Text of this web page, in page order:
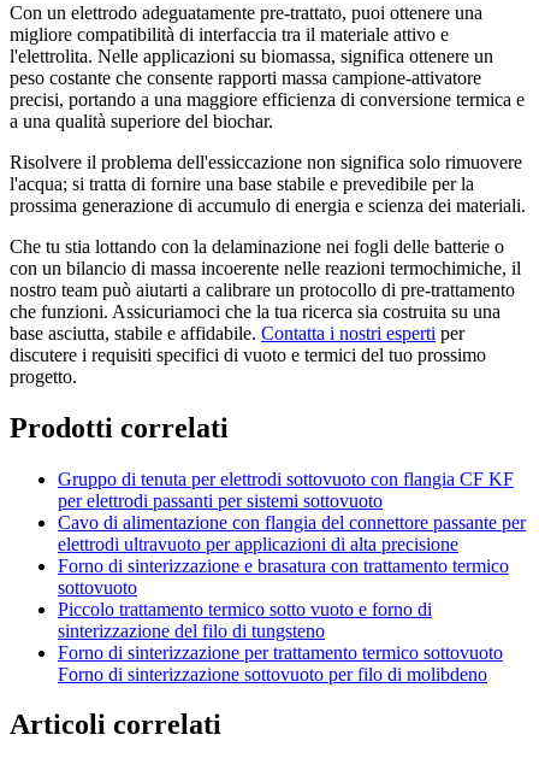
Con un elettrodo adeguatamente pre-trattato, puoi ottenere una
migliore compatibilità di interfaccia tra il materiale attivo e
l'elettrolita. Nelle applicazioni su biomassa, significa ottenere un
peso costante che consente rapporti massa campione-attivatore
precisi, portando a una maggiore efficienza di conversione termica e
a una qualità superiore del biochar.
Risolvere il problema dell'essiccazione non significa solo rimuovere
l'acqua; si tratta di fornire una base stabile e prevedibile per la
prossima generazione di accumulo di energia e scienza dei materiali.
Che tu stia lottando con la delaminazione nei fogli delle batterie o
con un bilancio di massa incoerente nelle reazioni termochimiche, il
nostro team può aiutarti a calibrare un protocollo di pre-trattamento
che funzioni. Assicuriamoci che la tua ricerca sia costruita su una
base asciutta, stabile e affidabile. Contatta i nostri esperti per
discutere i requisiti specifici di vuoto e termici del tuo prossimo
progetto.
Prodotti correlati
Gruppo di tenuta per elettrodi sottovuoto con flangia CF KF
per elettrodi passanti per sistemi sottovuoto
Cavo di alimentazione con flangia del connettore passante per
elettrodi ultravuoto per applicazioni di alta precisione
Forno di sinterizzazione e brasatura con trattamento termico
sottovuoto
Piccolo trattamento termico sotto vuoto e forno di
sinterizzazione del filo di tungsteno
Forno di sinterizzazione per trattamento termico sottovuoto
Forno di sinterizzazione sottovuoto per filo di molibdeno
Articoli correlati